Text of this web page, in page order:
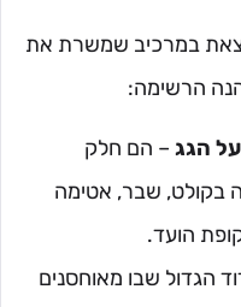
במרכיב שמשרת את
הרשימה:
הגג – הם חלק
בקולט, שבר, אטימה
הועד.
הגדול שבו מאוחסנים